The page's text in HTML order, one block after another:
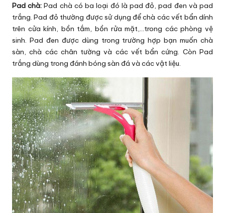
Pad chà: Pad chà có ba loại đó là pad đỏ, pad đen và pad
trắng. Pad đỏ thường được sử dụng để chà các vết bẩn dính
trên cửa kính, bồn tắm, bồn rửa mặt,…trong các phòng vệ
sinh. Pad đen được dùng trong trường hợp bạn muốn chà
sàn, chà các chân tường và các vết bẩn cứng. Còn Pad
trắng dùng trong đánh bóng sàn đá và các vật liệu.